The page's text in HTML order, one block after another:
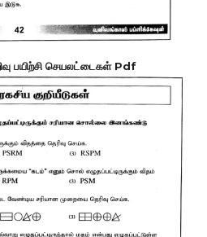
பயிற்சி செயலட்டைகள் Pdf